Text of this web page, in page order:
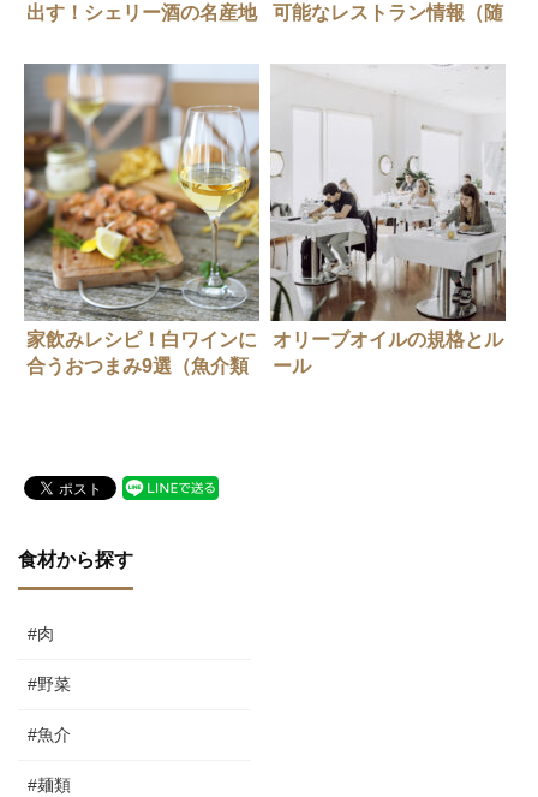
出す！シェリー酒の名産地
可能なレストラン情報（随
家飲みレシピ！白ワインに
合うおつまみ9選（魚介類
オリーブオイルの規格とル
ール
食材から探す
#肉
#野菜
#魚介
#麺類